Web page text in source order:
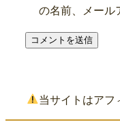
の名前、メール
当サイトはアフ